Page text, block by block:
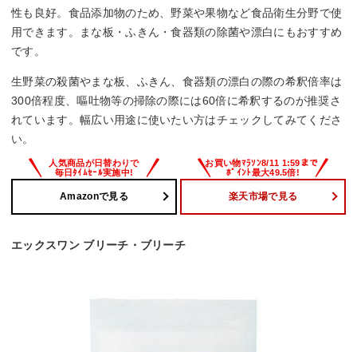
性も良好。食品添加物のため、野菜や果物など食品衛生分野で使
用できます。まな板・ふきん・食器類の除菌や漂白にもおすすめ
です。
生野菜の殺菌やまな板、ふきん、食器類の漂白の際の希釈倍率は
300倍程度、嘔吐物等の掃除の際には60倍に希釈するのが推奨さ
れています。幅広い用途に使いたい方はチェックしてみてくださ
い。
Amazonで見る 楽天市場で見る
エックスワン ブリーチ・ブリーチ